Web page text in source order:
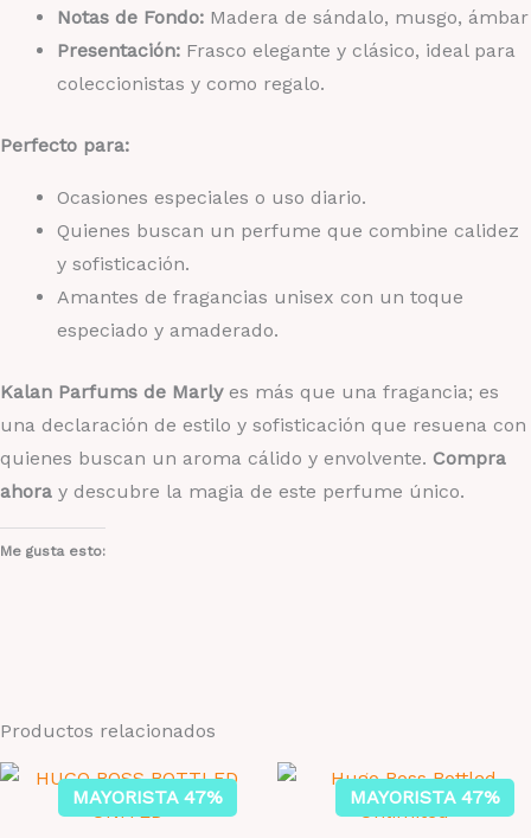
Notas de Fondo: Madera de sándalo, musgo, ámbar
Presentación: Frasco elegante y clásico, ideal para
coleccionistas y como regalo.
Perfecto para:
Ocasiones especiales o uso diario.
Quienes buscan un perfume que combine calidez
y sofisticación.
Amantes de fragancias unisex con un toque
especiado y amaderado.
Kalan Parfums de Marlyes más que una fragancia; es
una declaración de estilo y sofisticación que resuena con
quienes buscan un aroma cálido y envolvente. Compra
ahora y descubre la magia de este perfume único.
Me gusta esto:
Productos relacionados
MAYORISTA 47% MAYORISTA 47%